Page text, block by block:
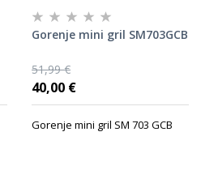
Gorenje mini gril SM703GCB
51,99 €
40,00 €
Gorenje mini gril SM 703 GCB